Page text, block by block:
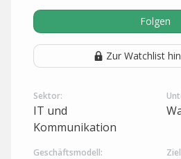
Folgen
Zur Watchlist
Sektor:
IT und
Kommunikation
Geschäftsmodell: